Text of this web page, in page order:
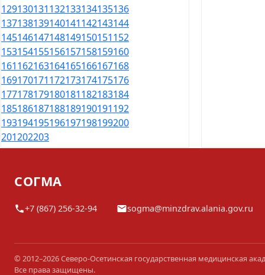
129130131132133134135136
137138139140141142143144
145146147148149150151152
153154155156157158159160
161162163164165166167168
169170171172173174175176
177178179180181182183184
185186187188189190191192
193194195196197198199200
201202203
СОГМА
+7 (867) 256-32-94 sogma@minzdrav.alania.gov.ru
© 2012–2026 Северо-Осетинская государственная медицинская
Все права защищены.